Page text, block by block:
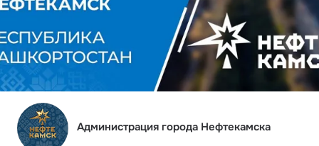
Администрация города Нефтекамска